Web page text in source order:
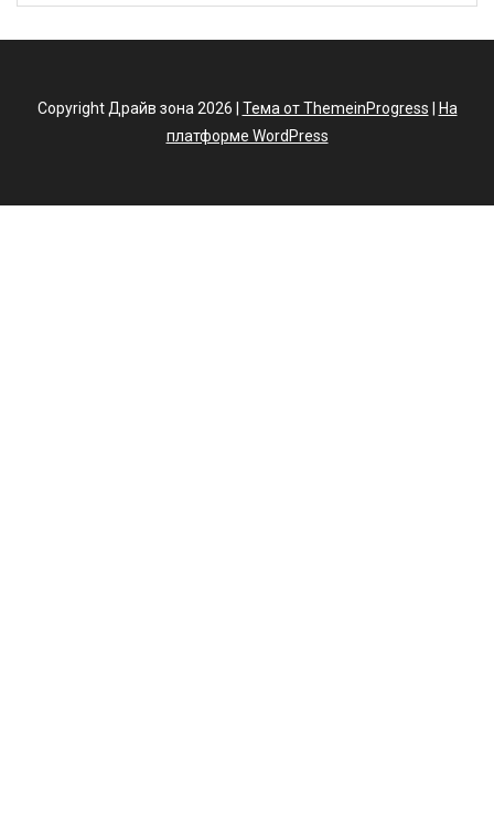
Copyright Драйв зона 2026 | Тема от ThemeinProgress
На
платформе WordPress